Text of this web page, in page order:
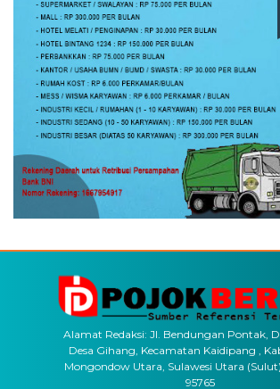
Alamat Redaksi: Jl. Bendungan Pontak,
Desa Gihang, Kecamatan Kaidipang ,
Mongondow Utara, Sulawesi Utara
95765